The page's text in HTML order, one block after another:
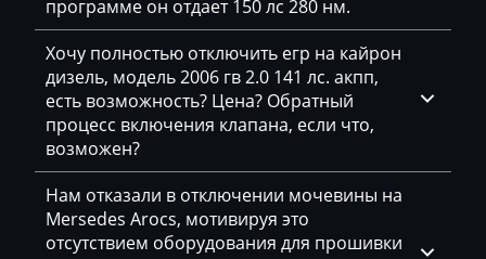
GMC
Great Wall
Grove
Hafei
Haima
программе он отдает 150 лс 280 нм.
Хочу полностью отключить егр на кайрон
дизель, модель 2006 гв 2.0 141 лс. акпп,
есть возможность? Цена? Обратный
процесс включения клапана, если что,
возможен?
Нам отказали в отключении мочевины на
Mersedes Arocs, мотивируя это
отсутствием оборудования для прошивки